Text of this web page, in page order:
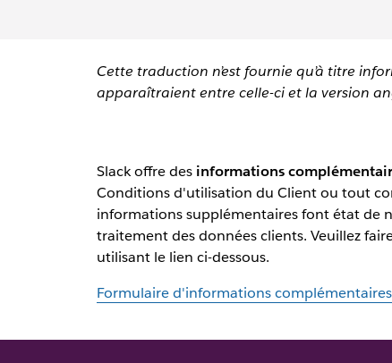
Cette traduction n’est fournie qu’à titre
apparaîtraient entre celle-ci et la version
Slack offre des informations
Conditions d'utilisation du Client ou tout
informations supplémentaires font état de
traitement des données clients. Veuillez
utilisant le lien ci-dessous.
Formulaire d'informations